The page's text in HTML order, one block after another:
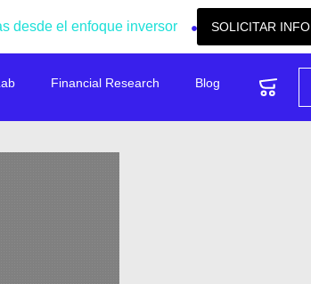
desde el enfoque inversor SOLICITAR INFO
Financial Research Blog